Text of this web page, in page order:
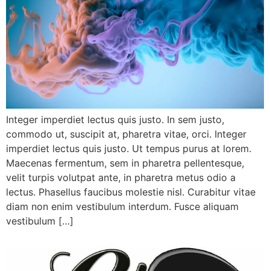
Integer imperdiet lectus quis justo. In sem justo,
commodo ut, suscipit at, pharetra vitae, orci. Integer
imperdiet lectus quis justo. Ut tempus purus at lorem.
Maecenas fermentum, sem in pharetra pellentesque,
velit turpis volutpat ante, in pharetra metus odio a
lectus. Phasellus faucibus molestie nisl. Curabitur vitae
diam non enim vestibulum interdum. Fusce aliquam
vestibulum […]